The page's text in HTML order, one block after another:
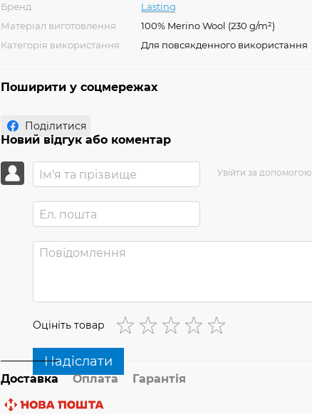
Бренд
Lasting
Матеріал виготовлення
100% Merino Wool (230 g/m²)
Категорія використання
Для повсякденного використання
Поширити у соцмережах
Поділитися
Новий відгук або коментар
Увійти за допомогою
Оцініть товар
Надіслати
Доставка Оплата Гарантія